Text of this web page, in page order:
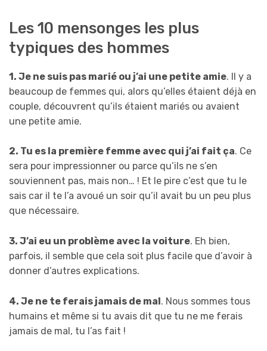
Les 10 mensonges les plus
typiques des hommes
1. Je ne suis pas marié ou j’ai une petite amie. Il y a
beaucoup de femmes qui, alors qu’elles étaient déjà en
couple, découvrent qu’ils étaient mariés ou avaient
une petite amie.
2. Tu es la première femme avec qui j’ai fait ça. Ce
sera pour impressionner ou parce qu’ils ne s’en
souviennent pas, mais non… ! Et le pire c’est que tu le
sais car il te l’a avoué un soir qu’il avait bu un peu plus
que nécessaire.
3. J’ai eu un problème avec la voiture. Eh bien,
parfois, il semble que cela soit plus facile que d’avoir à
donner d’autres explications.
4. Je ne te ferais jamais de mal. Nous sommes tous
humains et même si tu avais dit que tu ne me ferais
jamais de mal, tu l’as fait !